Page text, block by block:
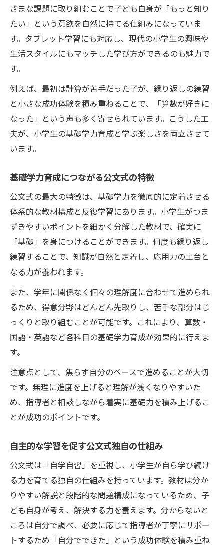
ざまな課題に取り組むことで子ども自身が「もっと知り
たい」という意欲を自然に持てる仕組みになっていま
す。タブレット学習にも対応し、現代の小学生の興味や
生活スタイルにもマッチした学び方ができるのも魅力で
す。
例えば、最初は計算が苦手だった子が、繰り返しの練習
と小さな成功体験を積み重ねることで、「算数が好きに
なった」という声も多く寄せられています。こうした工
夫が、小学生の基礎学力育成と学ぶ楽しさを両立させて
います。
基礎学力育成につながる公文式の特徴
公文式の最大の特徴は、基礎学力を徹底的に定着させる
体系的な教材構成と反復学習にあります。小学生がつま
ずきやすいポイントを細かく分解した教材で、確実に
「基礎」を身につけることができます。何度も繰り返し
練習することで、知識が自然と定着し、応用力の土台と
なる力が養われます。
また、学年に関係なく個々の理解度に合わせて進められ
るため、得意分野はどんどん先取りし、苦手な部分はじ
っくりと取り組むことが可能です。これにより、算数・
国語・英語など各科目の基礎学力育成が効果的に行えま
す。
注意点として、焦らず自分のペースで進めることが大切
です。無理に進度を上げると理解が浅くなりやすいた
め、指導者と相談しながら着実に基礎力を積み上げるこ
とが成功のポイントです。
自主的な学習を促す公文式独自の仕組み
公文式は「自学自習」を重視し、小学生が自ら学び続け
る力を育てる独自の仕組みを持っています。教材は分か
りやすい解説と段階的な問題構成になっているため、子
ども自身が考え、解決する力を養えます。分からないと
ころは自分で調べ、必要に応じて指導者が丁寧にサポー
トするため「自分でできた」という成功体験を積み重ね